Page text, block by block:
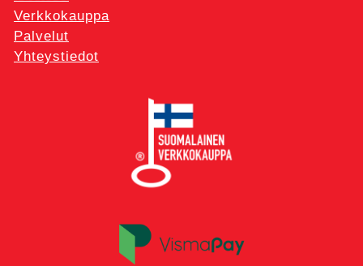
Verkkokauppa
Palvelut
Yhteystiedot